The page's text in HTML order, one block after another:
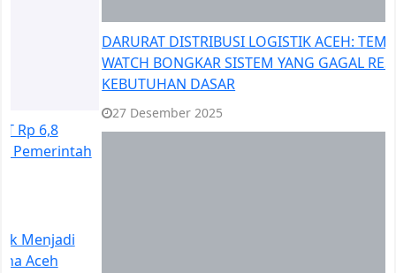
24 Desember 2025
Pemulihan Pasca Banjir–Longsor Aceh Dinilai Belum
Menyentuh Kebutuhan Dasar Warga
13 Desember 2025